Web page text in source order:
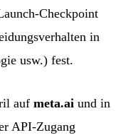
Checkpoint
in
usw.) fest.
auf meta.ai und in
API-Zugang